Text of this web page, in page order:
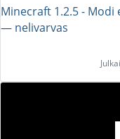
Minecraft 1.2.5 - Modi
― nelivarvas